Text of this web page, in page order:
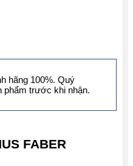
FABER
hãng 100%. Quý
phẩm trước khi nhận.